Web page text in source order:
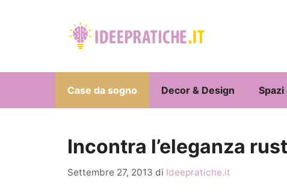
Case da sogno Decor & Design Spazi
Incontra l’eleganza
Settembre 27, 2013 di Ideepratiche.it